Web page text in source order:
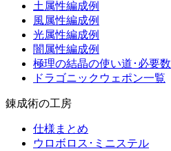
土属性編成例
風属性編成例
光属性編成例
闇属性編成例
極理の結晶の使い道･必要数
ドラゴニックウェポン一覧
錬成術の工房
仕様まとめ
ウロボロス･ミニステル